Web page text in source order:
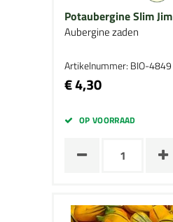
Potaubergine Slim Jim
Aubergine zaden
Artikelnummer: BIO-4849
€ 4,30
OP VOORRAAD